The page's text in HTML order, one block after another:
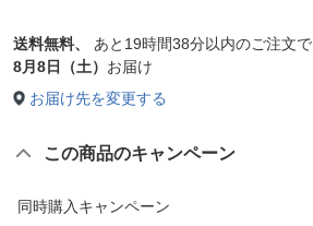
送料無料、 あと 19時間38分以内のご注文で
8月8日（土） お届け
お届け先を変更する
この商品のキャンペーン
同時購入キャンペーン